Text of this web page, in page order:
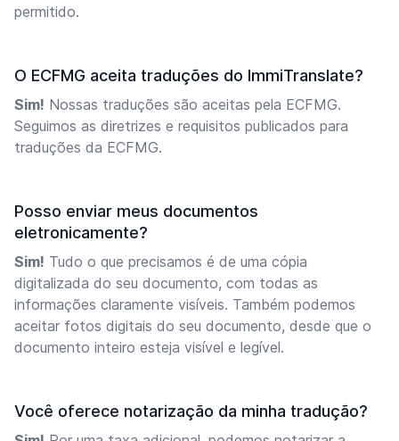
permitido.
O ECFMG aceita traduções do ImmiTranslate?
Sim! Nossas traduções são aceitas pela ECFMG.
Seguimos as diretrizes e requisitos publicados para
traduções da ECFMG.
Posso enviar meus documentos
eletronicamente?
Sim! Tudo o que precisamos é de uma cópia
digitalizada do seu documento, com todas as
informações claramente visíveis. Também podemos
aceitar fotos digitais do seu documento, desde que o
documento inteiro esteja visível e legível.
Você oferece notarização da minha tradução?